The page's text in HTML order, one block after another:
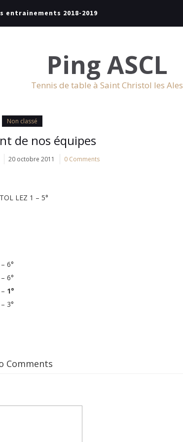
entrainements 2018-2019
Ping ASCL
Tennis de table à Saint Christol les Ales
Non classé
de nos équipes
20 octobre 2011 0 Comments
LEZ 1 – 5°
6°
6°
1°
3°
Comments